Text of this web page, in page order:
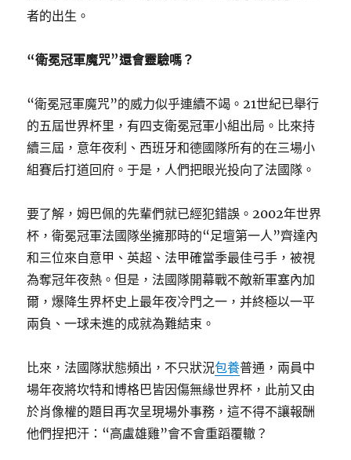
者的出生。
“衛冕冠軍魔咒”還會靈驗嗎？
“衛冕冠軍魔咒”的威力似乎連續不竭。21世紀已舉行
的五屆世界杯里，有四支衛冕冠軍小組出局。比來持
續三屆，意年夜利、西班牙和德國隊所有的在三場小
組賽后打道回府。于是，人們把眼光投向了法國隊。
要了解，姆巴佩的先輩們就已經犯錯誤。2002年世界
杯，衛冕冠軍法國隊坐擁那時的“足壇第一人”齊達內
和三位來自意甲、英超、法甲確當季最佳弓手，被視
為奪冠年夜熱。但是，法國隊開幕戰不敵新軍塞內加
爾，爆降生界杯史上最年夜冷門之一，并終極以一平
兩負、一球未進的成就為難結束。
比來，法國隊狀態頻出，不只狀況包養普通，兩員中
場年夜將坎特和博格巴皆因傷無緣世界杯，此前又由
於肖像權的題目再次呈現場外事務，這不得不讓報酬
他們捏把汗：“高盧雄雞”會不會重蹈覆轍？